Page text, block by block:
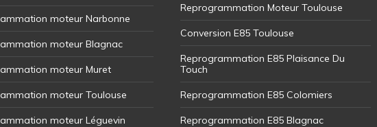
moteur Narbonne
moteur Blagnac
moteur Muret
moteur Toulouse
moteur Léguevin
Reprogrammation Moteur Toulouse
Conversion E85 Toulouse
Reprogrammation E85 Plaisance Du
Touch
Reprogrammation E85 Colomiers
Reprogrammation E85 Blagnac